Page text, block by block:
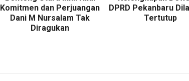
Komitmen dan Perjuangan
Dani M Nursalam Tak
Diragukan
DPRD Pekanbaru
Tertutup